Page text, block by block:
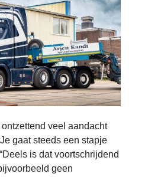
veel aandacht
gaat steeds een stapje
is dat voortschrijdend
geen